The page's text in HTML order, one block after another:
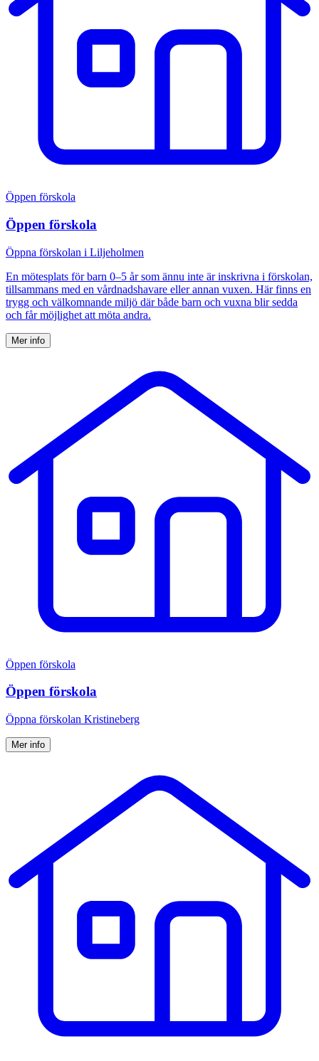
Öppen förskola
Öppen förskola
Öppna förskolan i Liljeholmen
En mötesplats för barn 0–5 år som ännu inte är inskrivna i förskolan,
tillsammans med en vårdnadshavare eller annan vuxen. Här finns en
trygg och välkomnande miljö där både barn och vuxna blir sedda
och får möjlighet att möta andra.
Mer info
Öppen förskola
Öppen förskola
Öppna förskolan Kristineberg
Mer info